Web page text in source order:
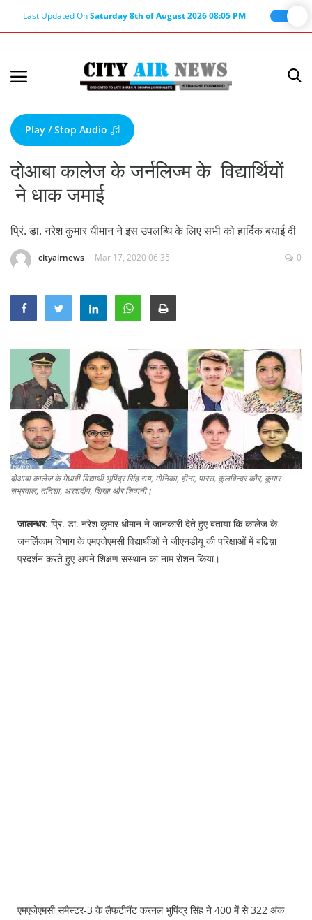
Last Updated OnSaturday 8th of August 2026 08:05 PM
Terms & Conditions
About Us
About Editor
Nation
Privacy Policy
Punjab
Business
Education
Sports
Lifestyle
Entertainment
Opinion
World
Hindi News
Hindi Literature
Product Launch
Literature
Play / Stop Audio
दोआबा कालेज के जर्नलिज्म के विद्यार्थियों
ने धाक जमाई
प्रिं. डा. नरेश कुमार धीमान ने इस उपलब्धि के लिए सभी को हार्दिक बधाई दी
cityairnews Mar 17, 2020 06:35 0
दोआबा कालेज के मेधावी विद्यार्थी भुपिंद्र सिंह राय, मोनिका, हीना, पारस, कुलविन्दर कौर, कुमार
सभ्रवाल, तनिशा, अरशदीप, शिखा और शिवानी।
जालन्धर: प्रिं. डा. नरेश कुमार धीमान ने जानकारी देते हुए बताया कि कालेज के
जनर्लिकाम विभाग के एमएजेएमसी विद्यार्थीओं ने जीएनडीयू की परिक्षाओं में बढिय़ा
प्रदर्शन करते हुए अपने शिक्षण संस्थान का नाम रोशन किया।
एमएजेएमसी समैस्टर-3 के लैफटीनैंट करनल भुपिंद्र सिंह ने 400 में से 322 अंक